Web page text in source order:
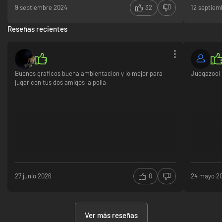
9 septiembre 2024 32 12
Reseñas recientes
Buenos graficos buena ambientacion y lo mejor para
jugar con tus dos amigos la polla
27 junio 2026 0
Juegazool
24 mayo
Ver más reseñas